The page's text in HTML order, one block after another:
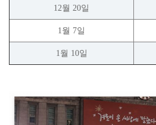
12월 20일
1월 7일
1월 10일